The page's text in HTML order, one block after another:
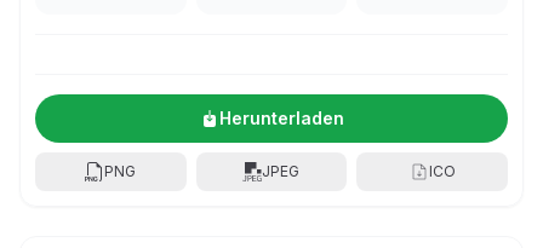
Herunterladen
PNG JPEG ICO